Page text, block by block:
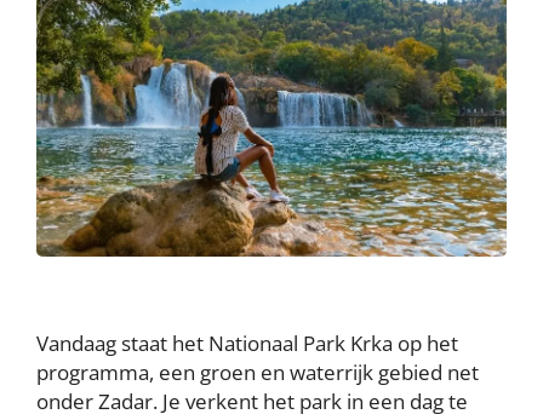
Vandaag staat het Nationaal Park Krka op het
programma, een groen en waterrijk gebied net
onder Zadar. Je verkent het park in een dag te